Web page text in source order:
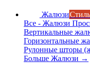
ЖалюзиСтиль
Все - Жалюзи
Вертикальные
Горизонтальные
Рулонные шторы
Больше Жалюзи →